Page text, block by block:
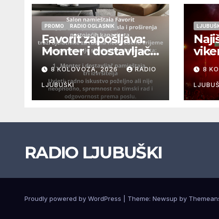
PROMO RADIO OGLASNIK
Favorit zapošljava:
Monter i dostavljač
namještaja, tri
izvršitelja
8 KOLOVOZA, 2026 RADIO
LJUBUŠKI
8
RADIO LJUBUŠKI
Proudly powered by WordPress Theme: Newsup by